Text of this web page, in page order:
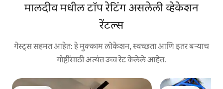
मालदीव मधील टॉप रेटिंग असलेली व्हेकेशन
रेंटल्स
गेस्ट्स सहमत आहेत: हे मुक्काम लोकेशन, स्वच्छता आणि इतर बऱ्याच
गोष्टींसाठी अत्यंत उच्च रेट केलेले आहेत.